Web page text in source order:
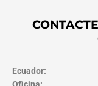
Ecuador: